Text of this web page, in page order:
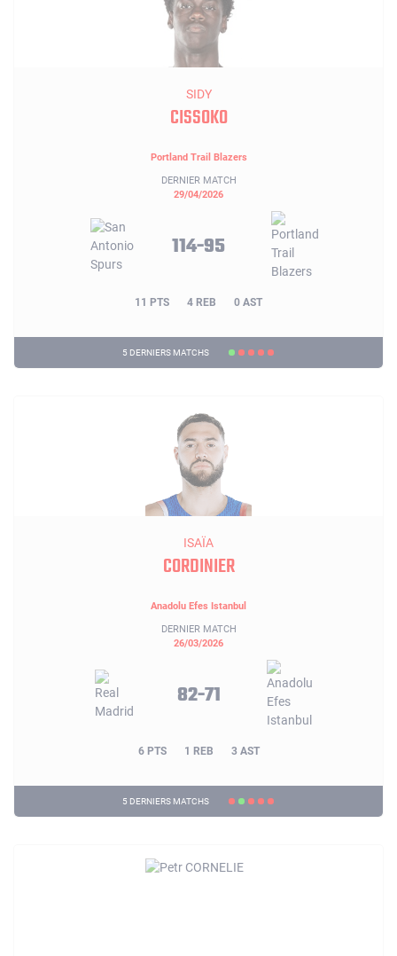
SIDY
CISSOKO
Portland Trail Blazers
DERNIER MATCH
29/04/2026
114-95
11 PTS 4 REB 0 AST
5 DERNIERS MATCHS
ISAÏA
CORDINIER
Anadolu Efes Istanbul
DERNIER MATCH
26/03/2026
82-71
6 PTS 1 REB 3 AST
5 DERNIERS MATCHS